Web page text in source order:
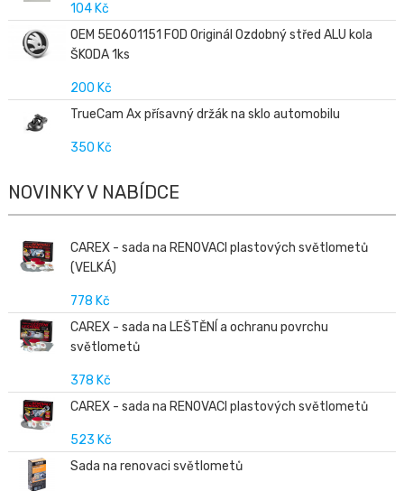
104 Kč
OEM 5E0601151 FOD Originál Ozdobný střed ALU kola
ŠKODA 1ks
200 Kč
TrueCam Ax přísavný držák na sklo automobilu
350 Kč
NOVINKY V NABÍDCE
CAREX - sada na RENOVACI plastových světlometů
(VELKÁ)
778 Kč
CAREX - sada na LEŠTĚNÍ a ochranu povrchu
světlometů
378 Kč
CAREX - sada na RENOVACI plastových světlometů
523 Kč
Sada na renovaci světlometů